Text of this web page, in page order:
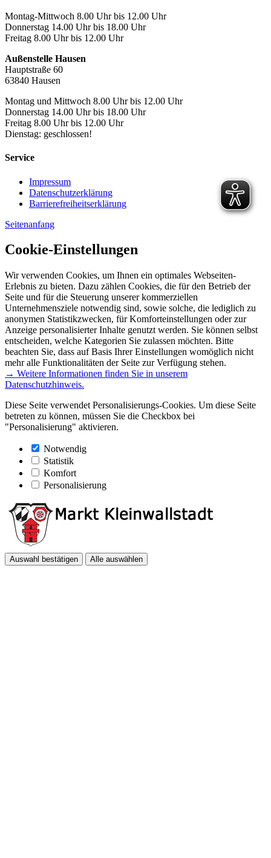
Montag-Mittwoch 8.00 Uhr bis 12.00 Uhr
Donnerstag 14.00 Uhr bis 18.00 Uhr
Freitag 8.00 Uhr bis 12.00 Uhr
Außenstelle Hausen
Hauptstraße 60
63840 Hausen
Montag und Mittwoch 8.00 Uhr bis 12.00 Uhr
Donnerstag 14.00 Uhr bis 18.00 Uhr
Freitag 8.00 Uhr bis 12.00 Uhr
Dienstag: geschlossen!
Service
Impressum
Datenschutzerklärung
Barrierefreiheitserklärung
Seitenanfang
Cookie-Einstellungen
Wir verwenden Cookies, um Ihnen ein optimales Webseiten-
Erlebnis zu bieten. Dazu zählen Cookies, die für den Betrieb der
Seite und für die Steuerung unserer kommerziellen
Unternehmensziele notwendig sind, sowie solche, die lediglich zu
anonymen Statistikzwecken, für Komforteinstellungen oder zur
Anzeige personalisierter Inhalte genutzt werden. Sie können selbst
entscheiden, welche Kategorien Sie zulassen möchten. Bitte
beachten Sie, dass auf Basis Ihrer Einstellungen womöglich nicht
mehr alle Funktionalitäten der Seite zur Verfügung stehen.
→ Weitere Informationen finden Sie in unserem
Datenschutzhinweis.
Diese Seite verwendet Personalisierungs-Cookies. Um diese Seite
betreten zu können, müssen Sie die Checkbox bei
"Personalisierung" aktivieren.
Notwendig
Statistik
Komfort
Personalisierung
Auswahl bestätigen Alle auswählen